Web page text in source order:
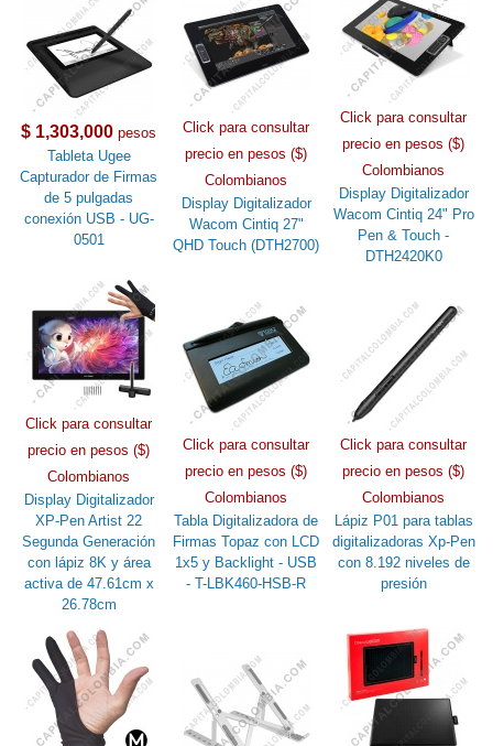
$ 1,303,000 pesos
Tableta Ugee
Capturador de Firmas
de 5 pulgadas
conexión USB - UG-
0501
Click para consultar
precio en pesos ($)
Colombianos
Display Digitalizador
Wacom Cintiq 27"
QHD Touch (DTH2700)
Click para consultar
precio en pesos ($)
Colombianos
Display Digitalizador
Wacom Cintiq 24" Pro
Pen & Touch -
DTH2420K0
Click para consultar
precio en pesos ($)
Colombianos
Display Digitalizador
XP-Pen Artist 22
Segunda Generación
con lápiz 8K y área
activa de 47.61cm x
26.78cm
Click para consultar
precio en pesos ($)
Colombianos
Tabla Digitalizadora de
Firmas Topaz con LCD
1x5 y Backlight - USB
- T-LBK460-HSB-R
Click para consultar
precio en pesos ($)
Colombianos
Lápiz P01 para tablas
digitalizadoras Xp-Pen
con 8.192 niveles de
presión